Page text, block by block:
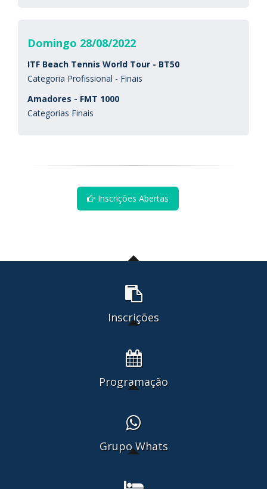
Domingo 28/08/2022
ITF Beach Tennis World Tour - BT50
Categoria Profissional - Finais
Amadores - FMT 1000
Categorias Finais
Inscrições Abertas
Inscrições
Programação
Grupo Whats